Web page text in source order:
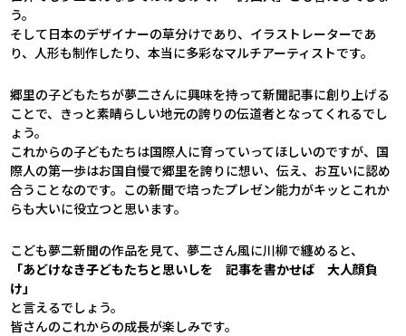
う。
そして日本のデザイナーの草分けであり、イラストレーターであ
り、人形も制作したり、本当に多彩なマルチアーティストです。
郷里の子どもたちが夢二さんに興味を持って新聞記事に創り上げる
ことで、きっと素晴らしい地元の誇りの伝道者となってくれるでし
ょう。
これからの子どもたちは国際人に育っていってほしいのですが、国
際人の第一歩はお国自慢で郷里を誇りに想い、伝え、お互いに認め
合うことなのです。この新聞で培ったプレゼン能力がキッとこれか
らも大いに役立つと思います。
こども夢二新聞の作品を見て、夢二さん風に川柳で纏めると、
「あどけなき子どもたちと思いしを 記事を書かせば 大人顔負
け」
と言えるでしょう。
皆さんのこれからの成長が楽しみです。